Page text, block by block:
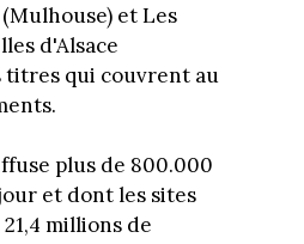
et Les
d'Alsace
titres qui couvrent au
plus de 800.000
et dont les sites
millions de